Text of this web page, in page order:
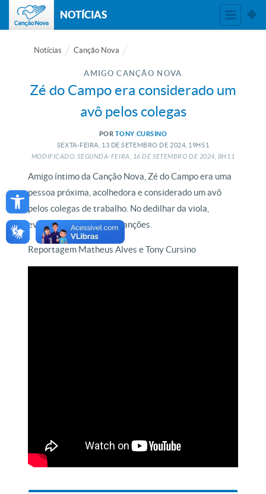
Open toolbar
NOTÍCIAS
Notícias Canção Nova
AMIGO CANÇÃO NOVA
Zé do Campo era considerado um
avô pelos colegas
POR TONY CURSINO
SEXTA-FEIRA, 13 DE SETEMBRO DE 2024, 19H51
MODIFICADO: SEGUNDA-FEIRA, 16 DESETEMBRO DE 2024, 8H11
Amigo íntimo da Canção Nova, Zé do Campo era uma
pessoa próxima, acolhedora e considerado um avô
pelos colegas de trabalho. No dedilhar da viola,
evangelizava com suas canções.
Reportagem Matheus Alves e Tony Cursino